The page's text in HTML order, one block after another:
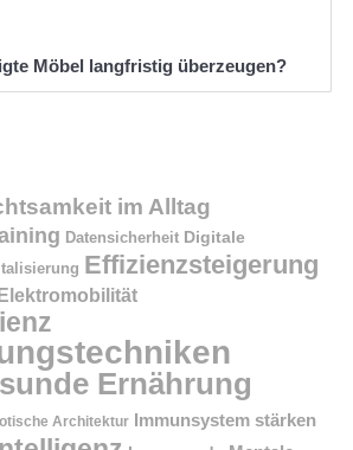
Möbel langfristig überzeugen?
im Alltag
Datensicherheit Digitale
Effizienzsteigerung
Elektromobilität
Ernährung
Architektur Immunsystem stärken